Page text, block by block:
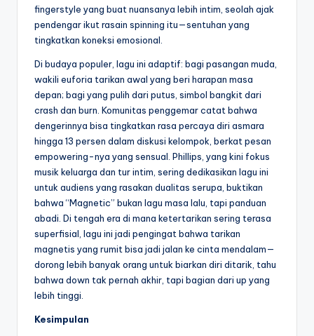
fingerstyle yang buat nuansanya lebih intim, seolah ajak
pendengar ikut rasain spinning itu—sentuhan yang
tingkatkan koneksi emosional.
Di budaya populer, lagu ini adaptif: bagi pasangan muda,
wakili euforia tarikan awal yang beri harapan masa
depan; bagi yang pulih dari putus, simbol bangkit dari
crash dan burn. Komunitas penggemar catat bahwa
dengerinnya bisa tingkatkan rasa percaya diri asmara
hingga 13 persen dalam diskusi kelompok, berkat pesan
empowering-nya yang sensual. Phillips, yang kini fokus
musik keluarga dan tur intim, sering dedikasikan lagu ini
untuk audiens yang rasakan dualitas serupa, buktikan
bahwa “Magnetic” bukan lagu masa lalu, tapi panduan
abadi. Di tengah era di mana ketertarikan sering terasa
superfisial, lagu ini jadi pengingat bahwa tarikan
magnetis yang rumit bisa jadi jalan ke cinta mendalam—
dorong lebih banyak orang untuk biarkan diri ditarik, tahu
bahwa down tak pernah akhir, tapi bagian dari up yang
lebih tinggi.
Kesimpulan